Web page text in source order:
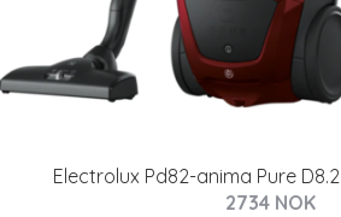
Electrolux Pd82-anima Pure
2734 NOK